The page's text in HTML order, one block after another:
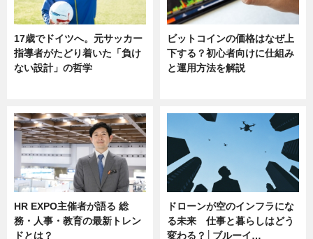
17歳でドイツへ。元サッカー
指導者がたどり着いた「負け
ない設計」の哲学
ビットコインの価格はなぜ上
下する？初心者向けに仕組み
と運用方法を解説
HR EXPO主催者が語る 総
務・人事・教育の最新トレン
ドとは？
ドローンが空のインフラにな
る未来 仕事と暮らしはどう
変わる？│ブルーイ…